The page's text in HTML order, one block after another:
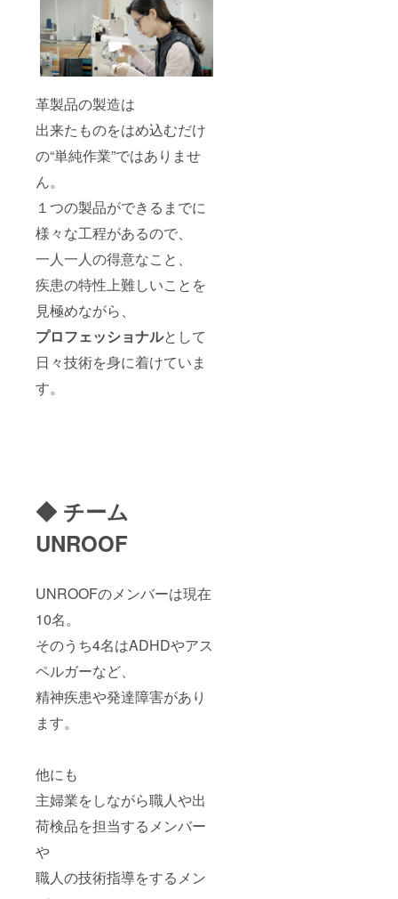
革製品の製造は
出来たものをはめ込むだけ
の“単純作業”ではありませ
ん。
１つの製品ができるまでに
様々な工程があるので、
一人一人の得意なこと、
疾患の特性上難しいことを
見極めながら、
プロフェッショナルとして
日々技術を身に着けていま
す。
◆ チーム
UNROOF
UNROOFのメンバーは現在
10名。
そのうち4名はADHDやアス
ペルガーなど、
精神疾患や発達障害があり
ます。
他にも
主婦業をしながら職人や出
荷検品を担当するメンバー
や
職人の技術指導をするメン